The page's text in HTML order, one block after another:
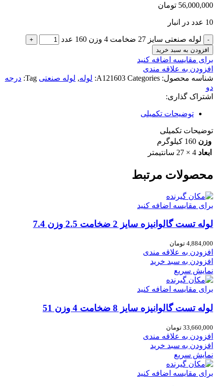
56,000,000 تومان
10 عدد در انبار
لوله صنعتی سایز 27 ضخامت 4 وزن 160 عدد
افزودن به سبد خرید
برای مقایسه اضافه کنید
افزودن به علاقه مندی
شناسه محصول:
A121603 Categories: لوله, لوله صنعتی Tag: درجه
دو
اشتراک گذاری:
توضیحات تکمیلی
توضیحات تکمیلی
وزن 160 کیلوگرم
ابعاد 4 × 27 سانتیمتر
محصولات مرتبط
برای مقایسه اضافه کنید
لوله تست گالوانیزه سایز 2 ضخامت 2.5 وزن 7.4
4,884,000 تومان
افزودن به علاقه مندی
افزودن به سبد خرید
نمایش سریع
برای مقایسه اضافه کنید
لوله تست گالوانیزه سایز 8 ضخامت 4 وزن 51
33,660,000 تومان
افزودن به علاقه مندی
افزودن به سبد خرید
نمایش سریع
برای مقایسه اضافه کنید